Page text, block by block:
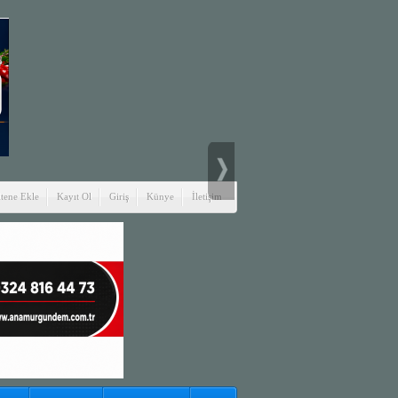
Ekle Kayıt Ol Giriş Künye İletişim